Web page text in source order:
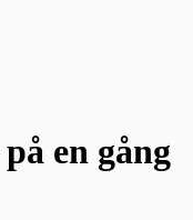
på en gång